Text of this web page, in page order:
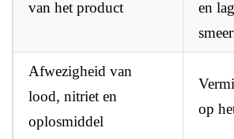
van het product
en
Afwezigheid van
lood, nitriet en
oplosmiddel
op